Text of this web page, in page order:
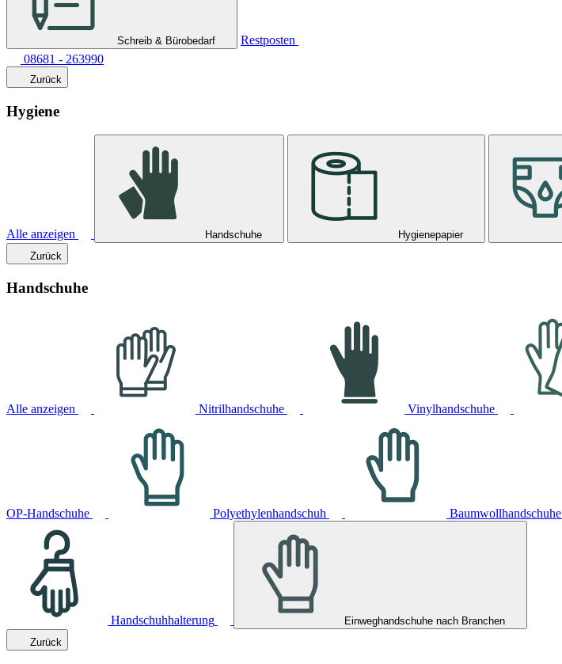
Schreib & Bürobedarf
Restposten
08681 - 263990
Zurück
Hygiene
Alle anzeigen Handschuhe Hygienepapier
Zurück
Handschuhe
Alle anzeigen Nitrilhandschuhe Vinylhandschuhe
OP-Handschuhe Polyethylenhandschuh Baumwollhandschuhe
Handschuhhalterung
Einweghandschuhe nach Branchen
Zurück